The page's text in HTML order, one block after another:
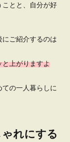
とと、自分が好
ご紹介するのは
と上がりますよ
の一人暮らしに
れにする